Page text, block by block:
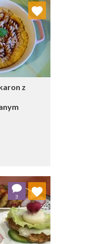
z
ulubionych
Wybierz listę:
3
ulubionych
Wybierz listę: